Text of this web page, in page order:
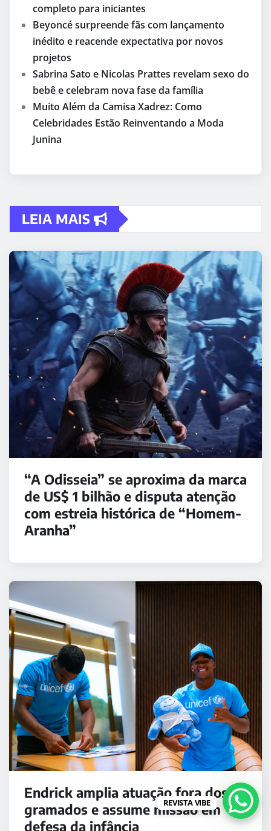
completo para iniciantes
Beyoncé surpreende fãs com lançamento
inédito e reacende expectativa por novos
projetos
Sabrina Sato e Nicolas Prattes revelam sexo do
bebê e celebram nova fase da família
Muito Além da Camisa Xadrez: Como
Celebridades Estão Reinventando a Moda
Junina
LEIA MAIS
“A Odisseia” se aproxima da marca
de US$ 1 bilhão e disputa atenção
com estreia histórica de “Homem-
Aranha”
Endrick amplia atuação fora dos
gramados e assume missão em
defesa da infância
REVISTA VIBE